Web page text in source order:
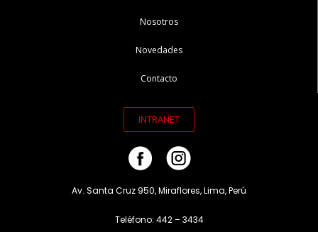
Nosotros
Novedades
Contacto
INTRANET
Av. Santa Cruz 950, Miraflores, Lima, Perú
Teléfono: 442 – 3434